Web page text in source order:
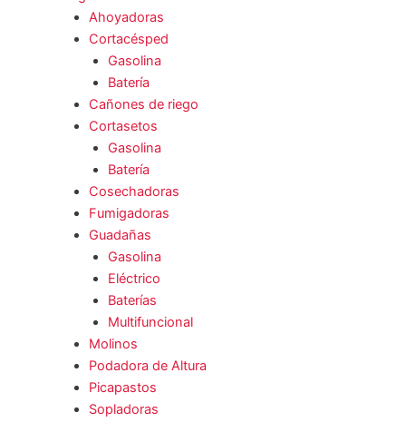
Ahoyadoras
Cortacésped
Gasolina
Batería
Cañones de riego
Cortasetos
Gasolina
Batería
Cosechadoras
Fumigadoras
Guadañas
Gasolina
Eléctrico
Baterías
Multifuncional
Molinos
Podadora de Altura
Picapastos
Sopladoras